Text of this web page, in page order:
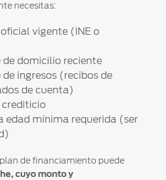
necesitas:
vigente (INE o
domicilio reciente
ingresos (recibos de
de cuenta)
crediticio
edad mínima requerida (ser
de financiamiento puede
cuyo monto y